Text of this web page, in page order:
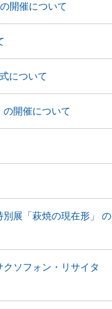
開催について
について
開催について
展「萩焼の現在形」 の
クソフォン・リサイタ